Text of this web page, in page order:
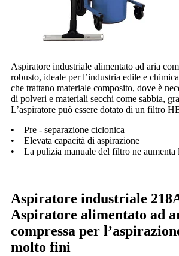
Aspiratore industriale alimentato ad aria
robusto, ideale per l’industria edile e
che trattano materiale composito, dove è
di polveri e materiali secchi come sabbia,
L’aspiratore può essere dotato di un filtro
• Pre - separazione ciclonica
• Elevata capacità di aspirazione
• La pulizia manuale del filtro ne aumenta
Aspiratore industriale
Aspiratore alimentato ad
compressa per
molto fini